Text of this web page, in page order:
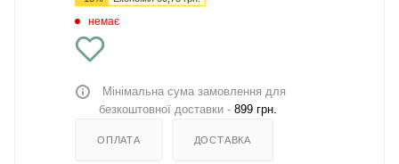
немає
Мінімальна сума замовлення для
безкоштовної доставки - 899 грн.
ОПЛАТА ДОСТАВКА